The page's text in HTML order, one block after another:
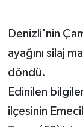
Denizli'nin
ayağını silaj
döndü.
Edinilen
ilçesinin